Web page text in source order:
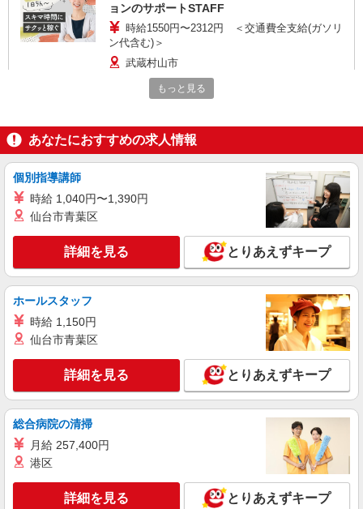
ョンのサポートSTAFF
時給1550円〜2312円 ＜交通費全支給(ガソリ
ン代含む)＞
武蔵村山市
派遣社員
株式会社kotrio /●TC-H-2010395
玉川上水＊少人数グルホで利用者さんと家事や
時給1600円〜2250円 ＜日払い有/週払い有/交
キープ 詳細を見る
派遣社員
株式会社トラストグロース 新宿本社 第3営業部
介護付き有料老人ホームでの介護士
時給：初任者研修1226円/実務者研修1250円/介
護福祉士1350円 ※資格や経験などによる
東京都武蔵村山市
キープ 詳細を見る
株式会社ブレイブ（マイナビグループ）/MDN13
もっと見る
あなたにおすすめの求人情報
個別指導講師
時給 1,040円〜1,390円
仙台市青葉区
詳細を見る とりあえずキープ
ホールスタッフ
時給 1,150円
仙台市青葉区
詳細を見る とりあえずキープ
総合病院の清掃
月給 257,400円
港区
詳細を見る とりあえずキープ